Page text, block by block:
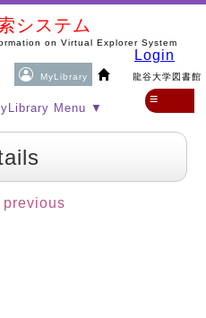
システム
on Virtual Explorer System
MyLibrary 龍谷大学図書館
Login
Menu ▼
≡
previous